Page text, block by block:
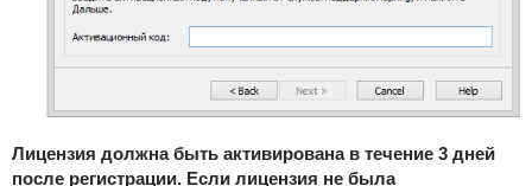
Лицензия должна быть активирована в течение 3 дней
после регистрации. Если лицензия не была